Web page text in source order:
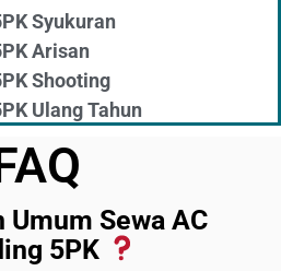
Lamaran
Syukuran
Arisan
Shooting
Umum Sewa AC